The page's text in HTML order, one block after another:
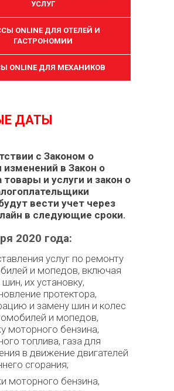
УСЛУГ
ONLINE ДЛЯ ОТЕЛЕЙ И
ГАСТРОНОМИИ
ONLINE ДЛЯ МЕХАНИКОВ
ДАТЫ
с Законом о
изменений в Закон о
товары и услуги и закон о
вести учет через
в следующие сроки.
2020 года:
услуг по ремонту
и мопедов, включая
их установку,
протектора,
и замену шин и колес
и мопедов,
моторного бензина,
топлива, газа для
в движение двигателей
сгорания;
моторного бензина,